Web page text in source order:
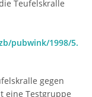
Teufelskralle
pubwink/1998/5.
gegen
eine Testgruppe